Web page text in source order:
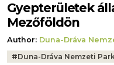
Gyepterületek
Mezőföldön
Author: Duna-Dráva
Tags:
#Duna-Dráva Nemzeti